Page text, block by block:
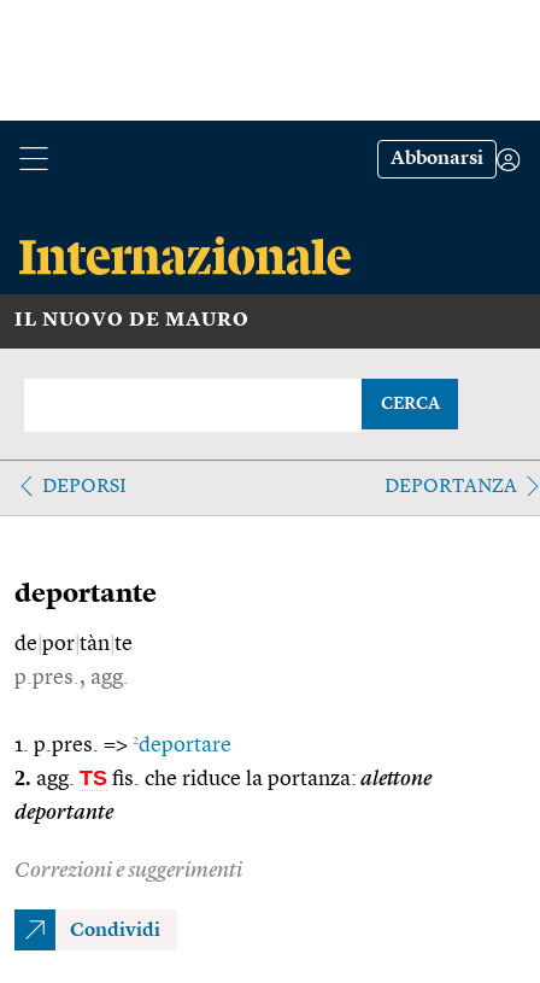
Abbonarsi
IL NUOVO DE MAURO
CERCA
DEPORSI DEPORTANZA
deportante
de por tàn te
p.pres., agg.
1. p.pres. => 2deportare
2. agg. TS fis. che riduce la portanza: alettone
deportante
Correzioni e suggerimenti
Condividi